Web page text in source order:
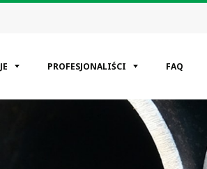
PROFESJONALIŚCI FAQ